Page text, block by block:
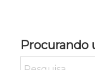
Procurando